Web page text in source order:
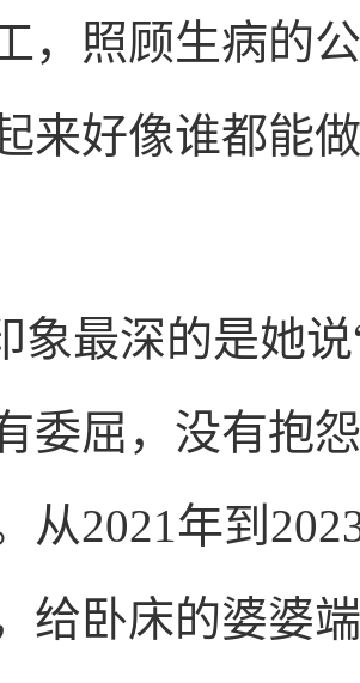
，照顾生病的
来好像谁都能
象最深的是她
委屈，没有抱
从2021年到
给卧床的婆婆